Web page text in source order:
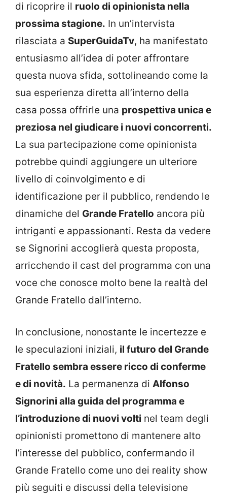
di ricoprire il ruolo di opinionista nella
prossima stagione. In un’intervista
rilasciata a SuperGuidaTv, ha manifestato
entusiasmo all’idea di poter affrontare
questa nuova sfida, sottolineando come la
sua esperienza diretta all’interno della
casa possa offrirle una prospettiva unica e
preziosa nel giudicare i nuovi concorrenti.
La sua partecipazione come opinionista
potrebbe quindi aggiungere un ulteriore
livello di coinvolgimento e di
identificazione per il pubblico, rendendo le
dinamiche del Grande Fratello ancora più
intriganti e appassionanti. Resta da vedere
se Signorini accoglierà questa proposta,
arricchendo il cast del programma con una
voce che conosce molto bene la realtà del
Grande Fratello dall’interno.
In conclusione, nonostante le incertezze e
le speculazioni iniziali, il futuro del Grande
Fratello sembra essere ricco di conferme
e di novità. La permanenza di Alfonso
Signorini alla guida del programma e
l’introduzione di nuovi volti nel team degli
opinionisti promettono di mantenere alto
l’interesse del pubblico, confermando il
Grande Fratello come uno dei reality show
più seguiti e discussi della televisione